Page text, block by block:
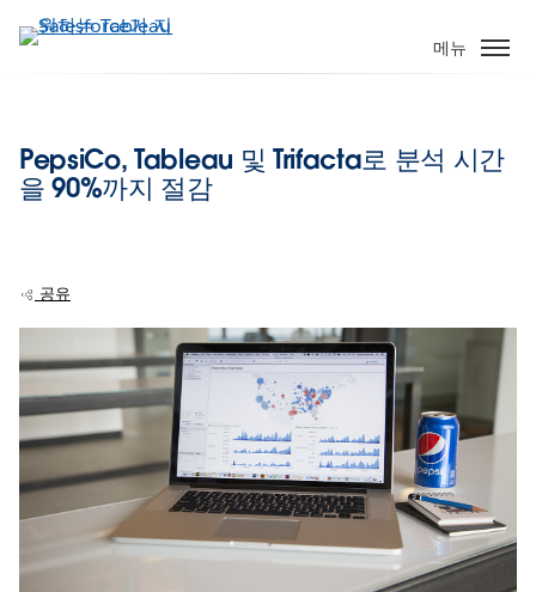
요
메뉴
PepsiCo, Tableau 및 Trifacta로 분석 시간
을 90%까지 절감
공유